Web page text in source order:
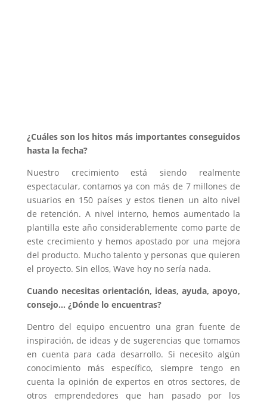
¿Cuáles son los hitos más importantes conseguidos
hasta la fecha?
Nuestro crecimiento está siendo realmente
espectacular, contamos ya con más de 7 millones de
usuarios en 150 países y estos tienen un alto nivel
de retención. A nivel interno, hemos aumentado la
plantilla este año considerablemente como parte de
este crecimiento y hemos apostado por una mejora
del producto. Mucho talento y personas que quieren
el proyecto. Sin ellos, Wave hoy no sería nada.
Cuando necesitas orientación, ideas, ayuda, apoyo,
consejo… ¿Dónde lo encuentras?
Dentro del equipo encuentro una gran fuente de
inspiración, de ideas y de sugerencias que tomamos
en cuenta para cada desarrollo. Si necesito algún
conocimiento más específico, siempre tengo en
cuenta la opinión de expertos en otros sectores, de
otros emprendedores que han pasado por los